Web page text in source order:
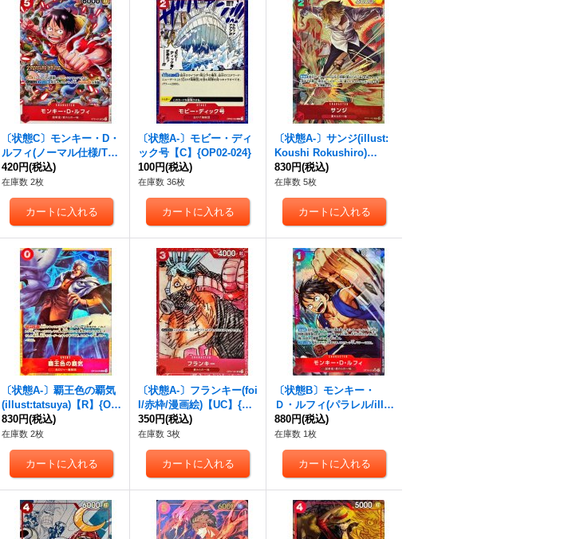
〔状態C〕モンキー・D・
ルフィ(ノーマル仕様/TR
EASURECRUISE)【S
R】{ST01-012}
420円(税込)
在庫数 2枚
〔状態A-〕モビー・ディ
ック号【C】{OP02-024}
100円(税込)
在庫数 36枚
〔状態A-〕サンジ(illust:
Koushi Rokushiro)
【C】{ST21-003}
830円(税込)
在庫数 5枚
〔状態A-〕覇王色の覇気
(illust:tatsuya)【R】{OP
12-018}
830円(税込)
在庫数 2枚
〔状態A-〕フランキー(foi
l/赤枠/漫画絵)【UC】{OP
01-021}
350円(税込)
在庫数 3枚
〔状態B〕モンキー・
Ｄ・ルフィ(パラレル/illu
st:Nijihayashi)【SR/P】
{OP14-013}
880円(税込)
在庫数 1枚